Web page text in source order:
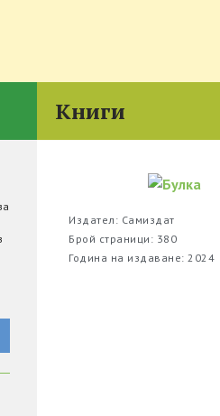
Книги
Издател: Самиздат
Брой страници: 380
Година на издаване: 2024